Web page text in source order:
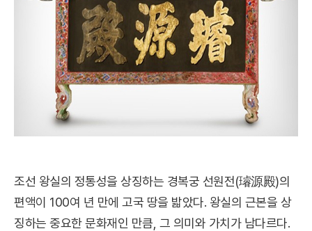
조선 왕실의 정통성을 상징하는 경복궁 선원전(璿源殿)의
편액이 100여 년 만에 고국 땅을 밟았다. 왕실의 근본을 상
징하는 중요한 문화재인 만큼, 그 의미와 가치가 남다르다.